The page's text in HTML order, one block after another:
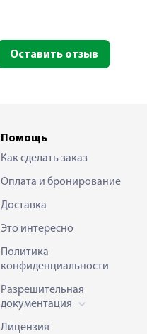
Оставить отзыв
Помощь
Как сделать заказ
Оплата и бронирование
Доставка
Это интересно
Политика
конфиденциальности
Разрешительная
документация
Лицензия